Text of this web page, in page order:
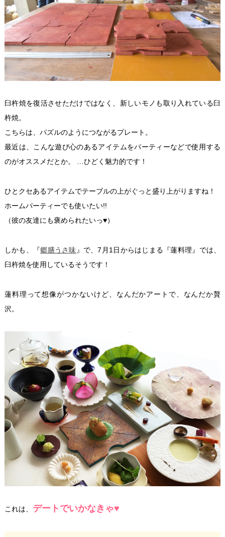
臼杵焼を復活させただけではなく、新しいモノも取り入れている臼
杵焼。
こちらは、パズルのようにつながるプレート。
最近は、こんな遊び心のあるアイテムをパーティーなどで使用する
のがオススメだとか。 …ひどく魅力的です！
ひとクセあるアイテムでテーブルの上がぐっと盛り上がりますね！
ホームパーティーでも使いたい!!
（彼の友達にも褒められたいっ♥）
しかも、『郷膳うさ味』で、7月1日からはじまる『蓮料理』では、
臼杵焼を使用しているそうです！
蓮料理って想像がつかないけど、なんだかアートで、なんだか贅
沢。
これは、 デートでいかなきゃ♥